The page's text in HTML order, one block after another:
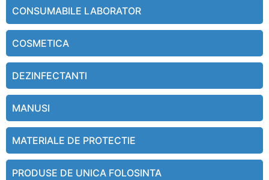
CONSUMABILE LABORATOR
COSMETICA
DEZINFECTANTI
MANUSI
MATERIALE DE PROTECTIE
PRODUSE DE UNICA FOLOSINTA